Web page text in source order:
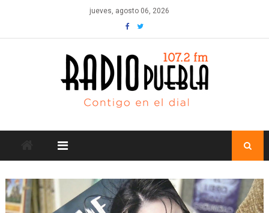
content
jueves, agosto 06, 2026